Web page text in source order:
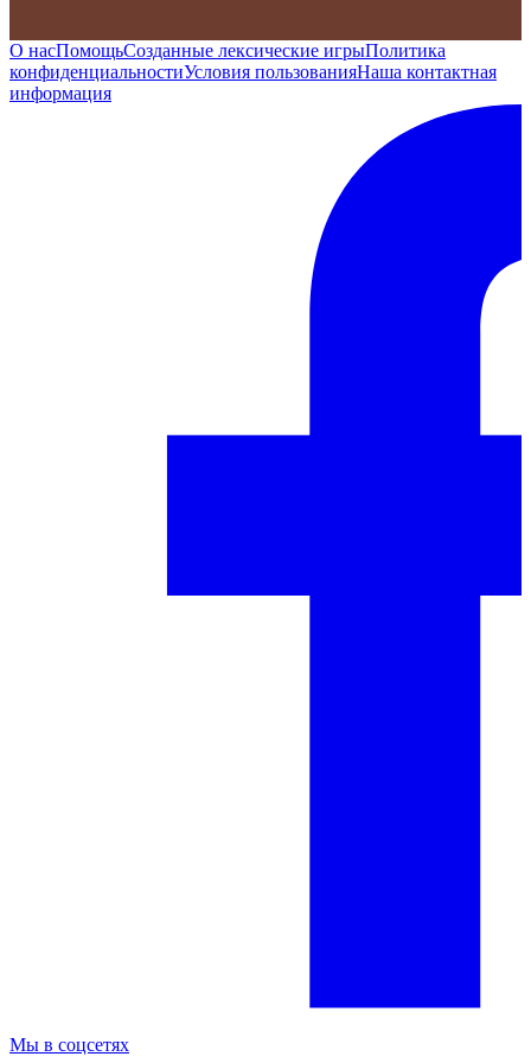
О насПомощьСозданные лексические игрыПолитика
конфиденциальностиУсловия пользованияНаша контактная
информация
Мы в соцсетях